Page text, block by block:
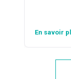
En savoir